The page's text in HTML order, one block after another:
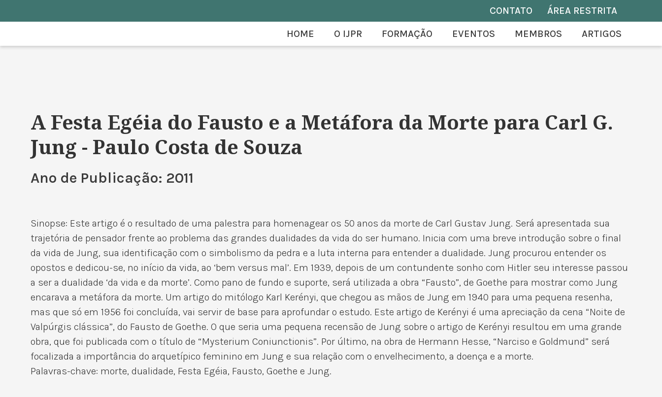
CONTATO ÁREA RESTRITA
HOME O IJPR FORMAÇÃO EVENTOS MEMBROS ARTIGOS
A Festa Egéia do Fausto e a Metáfora da Morte para Carl G.
Jung - Paulo Costa de Souza
Ano de Publicação: 2011
Sinopse: Este artigo é o resultado de uma palestra para homenagear os 50 anos da morte de Carl Gustav Jung. Será apresentada sua
trajetória de pensador frente ao problema das grandes dualidades da vida do ser humano. Inicia com uma breve introdução sobre o final
da vida de Jung, sua identificação com o simbolismo da pedra e a luta interna para entender a dualidade. Jung procurou entender os
opostos e dedicou-se, no início da vida, ao ‘bem versus mal’. Em 1939, depois de um contundente sonho com Hitler seu interesse passou
a ser a dualidade ‘da vida e da morte’. Como pano de fundo e suporte, será utilizada a obra “Fausto”, de Goethe para mostrar como Jung
encarava a metáfora da morte. Um artigo do mitólogo Karl Kerényi, que chegou as mãos de Jung em 1940 para uma pequena resenha,
mas que só em 1956 foi concluída, vai servir de base para aprofundar o estudo. Este artigo de Kerényi é uma apreciação da cena “Noite de
Valpúrgis clássica”, do Fausto de Goethe. O que seria uma pequena recensão de Jung sobre o artigo de Kerényi resultou em uma grande
obra, que foi publicada com o título de “Mysterium Coniunctionis”. Por último, na obra de Hermann Hesse, “Narciso e Goldmund” será
focalizada a importância do arquetípico feminino em Jung e sua relação com o envelhecimento, a doença e a morte.
Palavras-chave: morte, dualidade, Festa Egéia, Fausto, Goethe e Jung.